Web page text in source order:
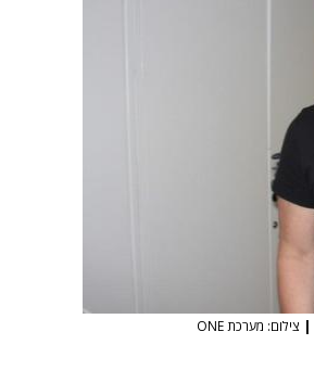
| צילום: מערכת ONE